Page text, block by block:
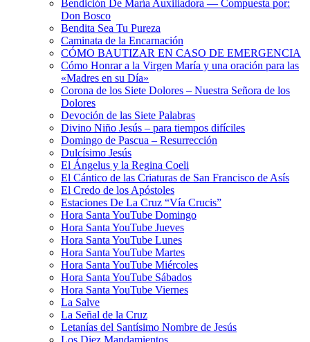
Bendición De María Auxiliadora — Compuesta por:
Don Bosco
Bendita Sea Tu Pureza
Caminata de la Encarnación
CÓMO BAUTIZAR EN CASO DE EMERGENCIA
Cómo Honrar a la Virgen María y una oración para las
«Madres en su Día»
Corona de los Siete Dolores – Nuestra Señora de los
Dolores
Devoción de las Siete Palabras
Divino Niño Jesús – para tiempos difíciles
Domingo de Pascua – Resurrección
Dulcísimo Jesús
El Ángelus y la Regina Coeli
El Cántico de las Criaturas de San Francisco de Asís
El Credo de los Apóstoles
Estaciones De La Cruz “Vía Crucis”
Hora Santa YouTube Domingo
Hora Santa YouTube Jueves
Hora Santa YouTube Lunes
Hora Santa YouTube Martes
Hora Santa YouTube Miércoles
Hora Santa YouTube Sábados
Hora Santa YouTube Viernes
La Salve
La Señal de la Cruz
Letanías del Santísimo Nombre de Jesús